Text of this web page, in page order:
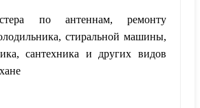
по антеннам, ремонту
стиральной машины,
сантехника и других видов